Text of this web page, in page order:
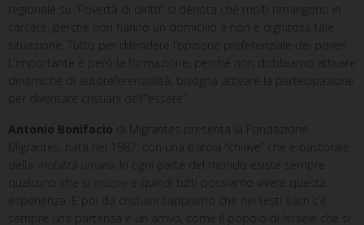
regionale su “Povertà di diritti” si denota che molti rimangono in
carcere, perché non hanno un domicilio e non è dignitosa tale
situazione. Tutto per difendere l’opzione preferenziale dei poveri.
L’importante è però la formazione, perché non dobbiamo attivare
dinamiche di autoreferenzialità, bisogna attivare la partecipazione
per diventare cristiani dell’”essere”.
Antonio Bonifacio di Migrantes presenta la Fondazione
Migrantes, nata nel 1987, con una parola “chiave” che è pastorale
della
. In ogni parte del mondo esiste sempre
qualcuno che si
e quindi tutti possiamo vivere questa
esperienza. E poi da cristiani sappiamo che nei testi sacri c’è
sempre una partenza e un arrivo, come il popolo di Israele che si